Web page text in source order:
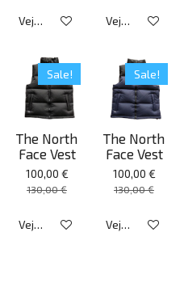
Veja detalhes Veja detalhes
Sale!
The North
Face Vest
100,00 €
130,00 €
Veja detalhes
Sale!
The North
Face Vest
100,00 €
130,00 €
Veja detalhes